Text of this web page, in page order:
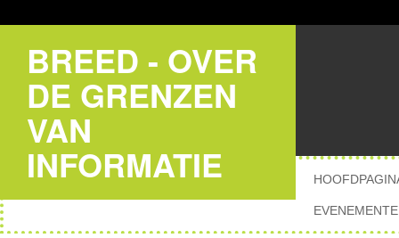
BREED - OVER
DE GRENZEN
VAN
INFORMATIE